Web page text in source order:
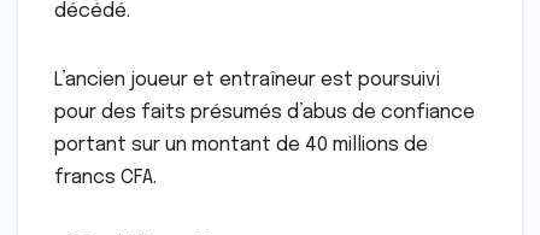
décédé.
L’ancien joueur et entraîneur est poursuivi
pour des faits présumés d’abus de confiance
portant sur un montant de 40 millions de
francs CFA.